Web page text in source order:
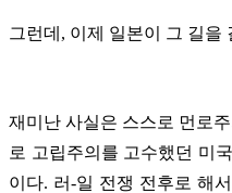
그런데, 이제 일본이 그 길을
재미난 사실은 스스로 먼로
로 고립주의를 고수했던 미
이다. 러-일 전쟁 전후로 해